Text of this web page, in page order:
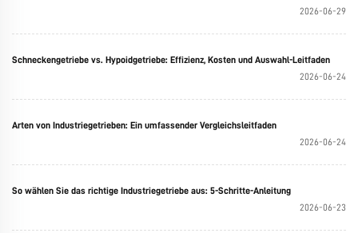
2026-06-29
Schneckengetriebe vs. Hypoidgetriebe: Effizienz, Kosten und Auswahl-Leitfaden
2026-06-24
Arten von Industriegetrieben: Ein umfassender Vergleichsleitfaden
2026-06-24
So wählen Sie das richtige Industriegetriebe aus: 5-Schritte-Anleitung
2026-06-23